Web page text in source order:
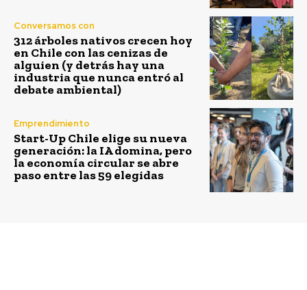
Conversamos con
312 árboles nativos crecen hoy
en Chile con las cenizas de
alguien (y detrás hay una
industria que nunca entró al
debate ambiental)
Emprendimiento
Start-Up Chile elige su nueva
generación: la IA domina, pero
la economía circular se abre
paso entre las 59 elegidas